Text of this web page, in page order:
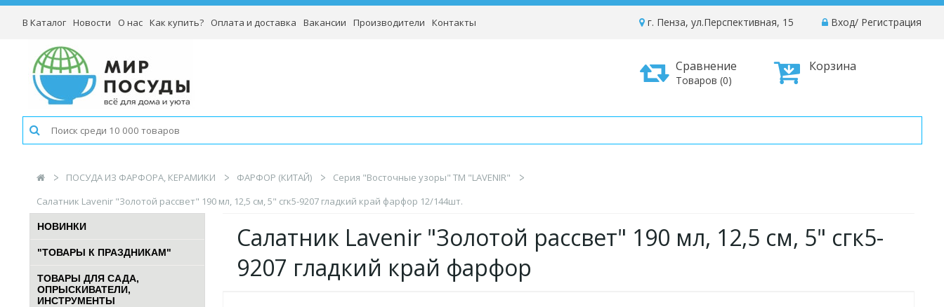
В Каталог Новости О нас Как купить? Оплата и доставка Вакансии Производители Контакты Вход/ Регистрация
г. Пенза, ул.Перспективная, 15
Корзина
Сравнение
Товаров (0)
ПОСУДА ИЗ ФАРФОРА, КЕРАМИКИ ФАРФОР (КИТАЙ)
Серия "Восточные узоры" TM "LAVENIR"
Салатник Lavenir "Золотой рассвет" 190 мл, 12,5 см, 5" сгк5-9207 гладкий край фарфор 12/144шт.
НОВИНКИ
"ТОВАРЫ К ПРАЗДНИКАМ"
ТОВАРЫ ДЛЯ САДА,
ОПРЫСКИВАТЕЛИ,
ИНСТРУМЕНТЫ
Салатник Lavenir "Золотой рассвет" 190 мл, 12,5 см, 5" сгк5-
9207 гладкий край фарфор